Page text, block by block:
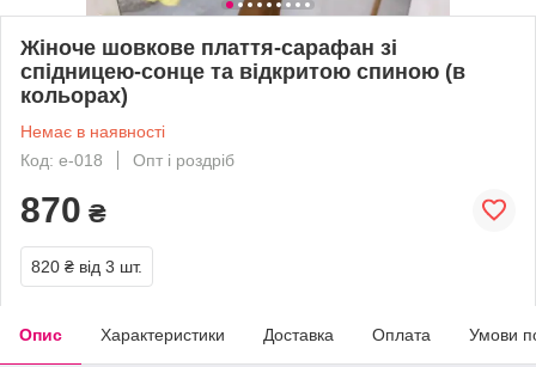
Жіноче шовкове плаття-сарафан зі
спідницею-сонце та відкритою спиною (в
кольорах)
Немає в наявності
Код: е-018
Опт і роздріб
870 ₴
820 ₴ від 3 шт.
Опис Характеристики Доставка Оплата Умови